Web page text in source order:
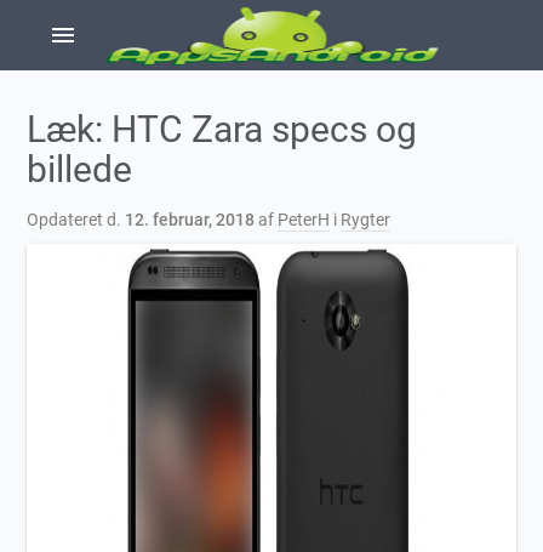
menu
Læk: HTC Zara specs og
billede
Opdateret d. 12. februar, 2018 af PeterH i Rygter